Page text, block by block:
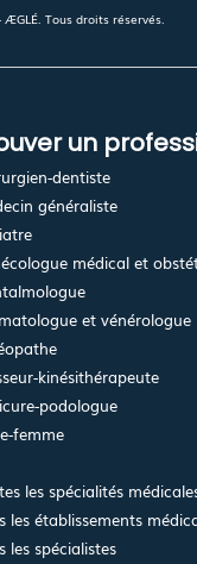
Tous droits réservés.
un
dentiste
généraliste
médical et
et vénérologue
kinésithérapeute
podologue
femme
les spécialités
les établissements
les spécialistes